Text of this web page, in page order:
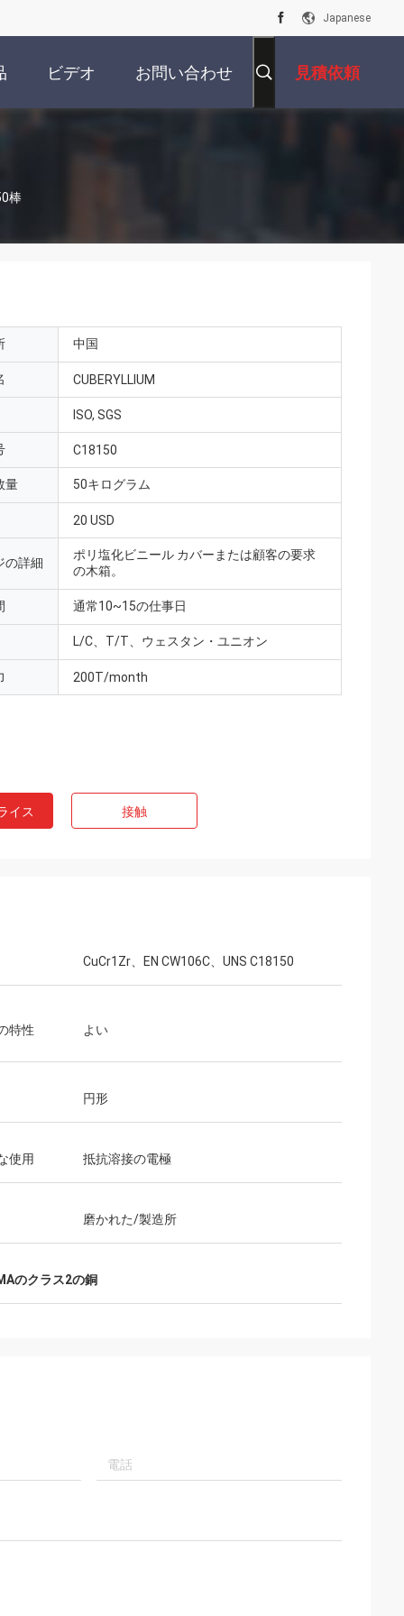
Japanese
ビデオ お問い合わせ 見積依頼
棒
中国
CUBERYLLIUM
ISO, SGS
C18150
量 50キログラム
20 USD
の詳細
ポリ塩化ビニール カバーまたは顧客の要求
の木箱。
通常10~15の仕事日
L/C、T/T、ウェスタン・ユニオン
200T/month
イス 接触
CuCr1Zr、EN CW106C、UNS C18150
特性 よい
円形
使用 抵抗溶接の電極
磨かれた/製造所
のクラス2の銅